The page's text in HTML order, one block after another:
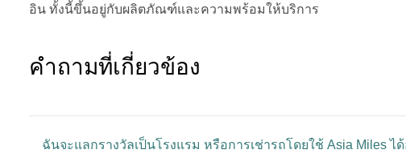
อิน ทั้งนี้ขึ้นอยู่กับผลิตภัณฑ์และความพร้อมให้บริการ
คําถามที่เกี่ยวข้อง
ฉันจะแลกรางวัลเป็นโรงแรม หรือการเช่ารถโดยใช้ Asia Miles ได้